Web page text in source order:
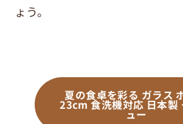
ょう。
夏の食卓を彩る ガラス
23cm 食洗機対応 日本製
ュー